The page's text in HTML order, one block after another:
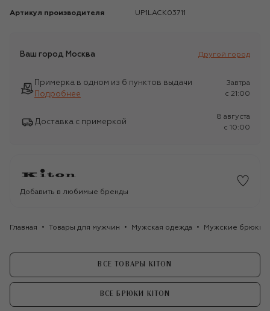
Артикул производителя UP1LACK03711
Ваш город Москва Другой город
Примерка в одном из 6 пунктов выдачи
Подробнее
Завтра
c 21:00
Доставка с примеркой
8 августа
c 10:00
Добавить в любимые бренды
Главная Товары для мужчин Мужская одежда Мужские брюки
ВСЕ ТОВАРЫ KITON
ВСЕ БРЮКИ KITON